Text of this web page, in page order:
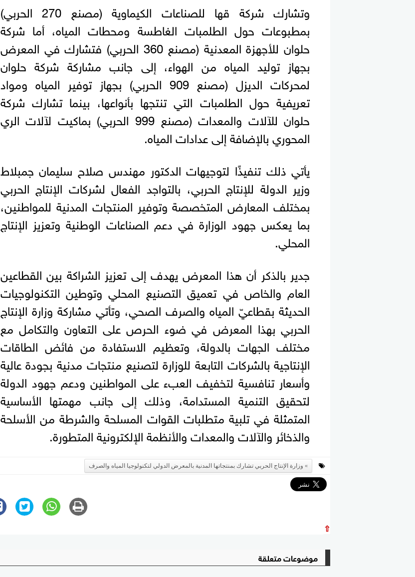
وتشارك شركة قها للصناعات الكيماوية (مصنع 270 الحربي)
بمطبوعات حول الطلمبات الغاطسة ومحطات المياه، أما شركة
حلوان للأجهزة المعدنية (مصنع 360 الحربي) فتشارك في المعرض
بجهاز توليد المياه من الهواء، إلى جانب مشاركة شركة حلوان
لمحركات الديزل (مصنع 909 الحربي) بجهاز توفير المياه ومواد
تعريفية حول الطلمبات التي تنتجها بأنواعها، بينما تشارك شركة
حلوان للآلات والمعدات (مصنع 999 الحربي) بماكيت لآلات الري
المحوري بالإضافة إلى عدادات المياه.
يأتي ذلك تنفيذًا لتوجيهات الدكتور مهندس صلاح سليمان جمبلاط
وزير الدولة للإنتاج الحربي، بالتواجد الفعال لشركات الإنتاج الحربي
بمختلف المعارض المتخصصة وتوفير المنتجات المدنية للمواطنين،
بما يعكس جهود الوزارة في دعم الصناعات الوطنية وتعزيز الإنتاج
المحلي.
جدير بالذكر أن هذا المعرض يهدف إلى تعزيز الشراكة بين القطاعين
العام والخاص في تعميق التصنيع المحلي وتوطين التكنولوجيات
الحديثة بقطاعيّ المياه والصرف الصحي، وتأتي مشاركة وزارة الإنتاج
الحربي بهذا المعرض في ضوء الحرص على التعاون والتكامل مع
مختلف الجهات بالدولة، وتعظيم الاستفادة من فائض الطاقات
الإنتاجية بالشركات التابعة للوزارة لتصنيع منتجات مدنية بجودة عالية
وأسعار تنافسية لتخفيف العبء على المواطنين ودعم جهود الدولة
لتحقيق التنمية المستدامة، وذلك إلى جانب مهمتها الأساسية
المتمثلة في تلبية متطلبات القوات المسلحة والشرطة من الأسلحة
والذخائر والآلات والمعدات والأنظمة الإلكترونية المتطورة.
وزارة الإنتاج الحربي تشارك بمنتجاتها المدنية بالمعرض الدولي لتكنولوجيا المياه والصرف
⇧
موضوعات متعلقة